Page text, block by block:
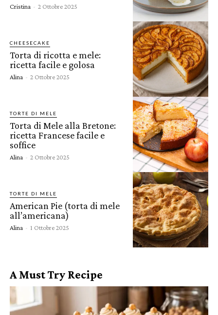
Cristina - 2 Ottobre 2025
CHEESECAKE
Torta di ricotta e mele:
ricetta facile e golosa
Alina - 2 Ottobre 2025
TORTE DI MELE
Torta di Mele alla Bretone:
ricetta Francese facile e
soffice
Alina - 2 Ottobre 2025
TORTE DI MELE
American Pie (torta di mele
all’americana)
Alina - 1 Ottobre 2025
A Must Try Recipe